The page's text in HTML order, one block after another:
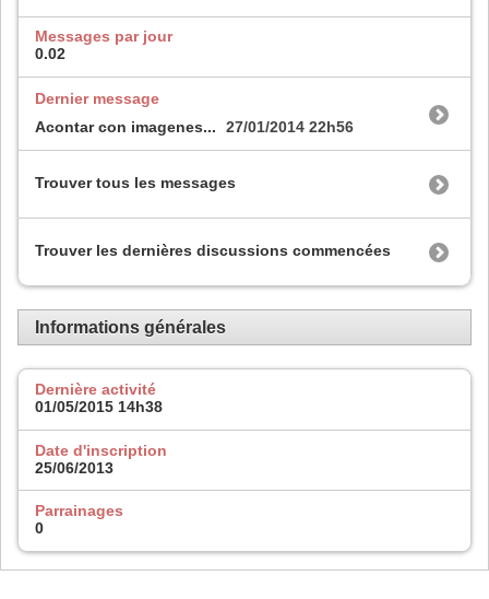
Messages par jour
0.02
Dernier message
Acontar con imagenes...
27/01/2014 22h56
Trouver tous les messages
Trouver les dernières discussions commencées
Informations générales
Dernière activité
01/05/2015 14h38
Date d'inscription
25/06/2013
Parrainages
0